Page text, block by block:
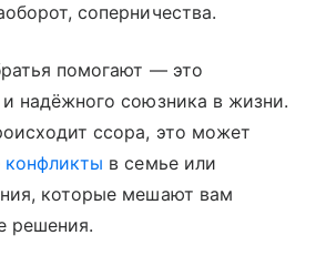
соперничества.
помогают — это
надёжного союзника в жизни.
ссора, это может
конфликты в семье или
которые мешают вам
решения.